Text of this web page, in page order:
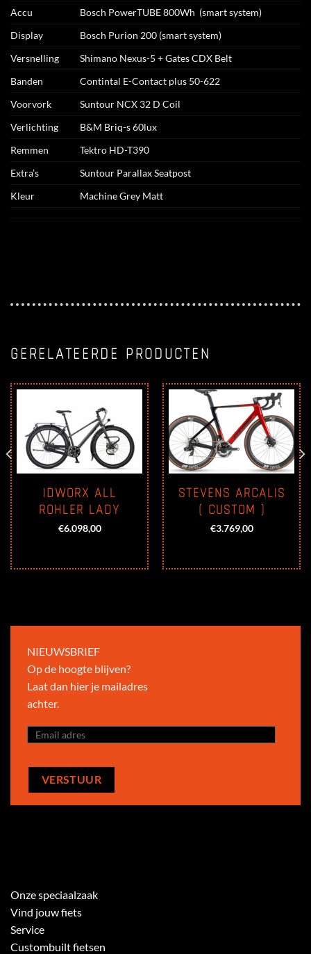
Accu
Bosch PowerTUBE 800Wh (smart system)
Display
Bosch Purion 200 (smart system)
Versnelling
Shimano Nexus-5 + Gates CDX Belt
Banden
Contintal E-Contact plus 50-622
Voorvork
Suntour NCX 32 D Coil
Verlichting
B&M Briq-s 60lux
Remmen
Tektro HD-T390
Extra’s
Suntour Parallax Seatpost
Kleur
Machine Grey Matt
GERELATEERDE PRODUCTEN
IDWORX ALL
ROHLER LADY
€6.098,00
STEVENS ARCALIS
( CUSTOM )
€3.769,00
NIEUWSBRIEF
Op de hoogte blijven?
Laat dan hier je mailadres
achter.
Onze speciaalzaak
Vind jouw fiets
Service
Custombuilt fietsen